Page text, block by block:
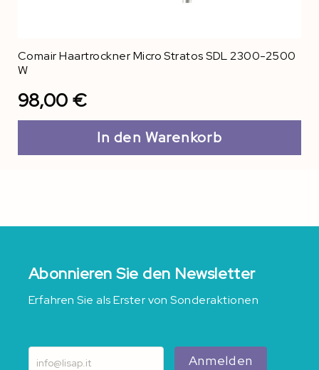
Comair Haartrockner Micro Stratos SDL 2300-2500
W
98,00 €
In den Warenkorb
Abonnieren Sie den Newsletter
Erfahren Sie als Erster von Sonderaktionen
Anmelden